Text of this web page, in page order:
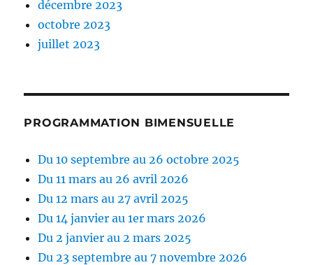
décembre 2023
octobre 2023
juillet 2023
PROGRAMMATION BIMENSUELLE
Du 10 septembre au 26 octobre 2025
Du 11 mars au 26 avril 2026
Du 12 mars au 27 avril 2025
Du 14 janvier au 1er mars 2026
Du 2 janvier au 2 mars 2025
Du 23 septembre au 7 novembre 2026